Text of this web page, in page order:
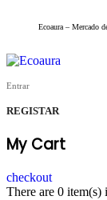
Ecoaura – Mercado
Entrar
REGISTAR
My Cart
checkout
There are 0 item(s)